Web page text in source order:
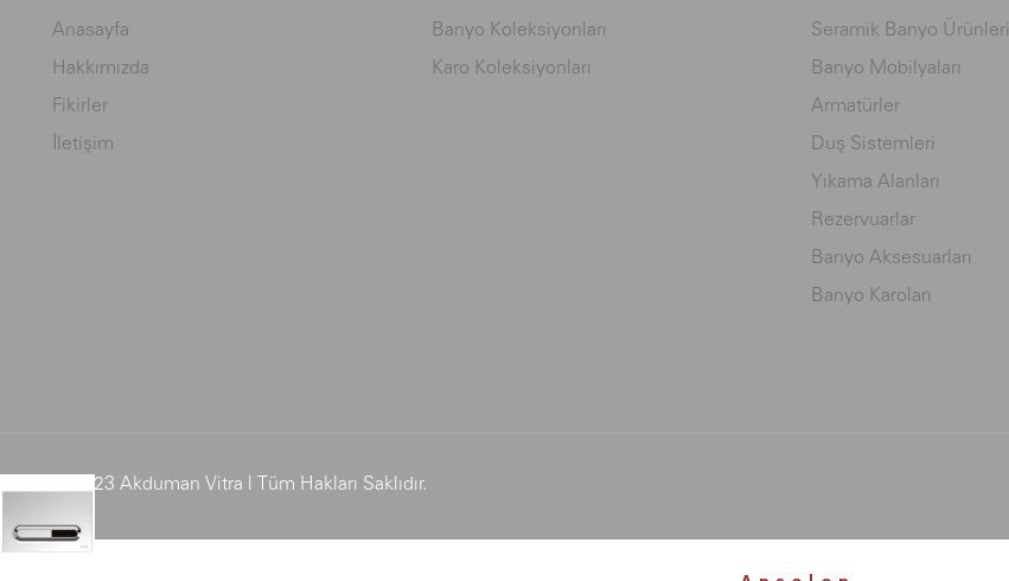
Anasayfa
Hakkımızda
Fikirler
İletişim
Banyo Koleksiyonları
Karo Koleksiyonları
Seramik Banyo Ürünleri
Banyo Mobilyaları
Armatürler
Duş Sistemleri
Yıkama Alanları
Rezervuarlar
Banyo Aksesuarları
Banyo Karoları
© 2023 Akduman Vitra | Tüm Hakları Saklıdır.